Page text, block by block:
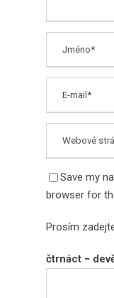
Save my
browser for
Prosím
čtrnáct −